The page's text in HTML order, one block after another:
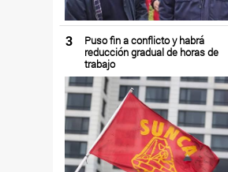
3
Puso fin a conflicto y habrá
reducción gradual de horas de
trabajo